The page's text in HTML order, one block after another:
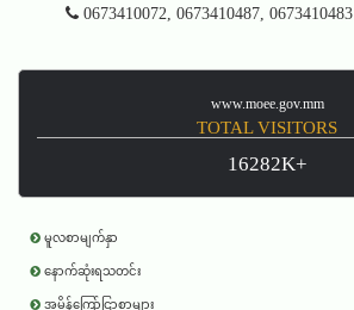
0673410072, 0673410487, 0673410483
www.moee.gov.mm
TOTAL VISITORS
16282K+
မူလစာမျက်နှာ
နောက်ဆုံးရသတင်း
အမိန့်ကြော်ငြာစာများ